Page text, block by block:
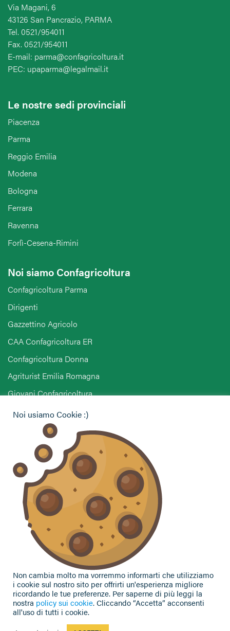
Via Magani, 6
43126 San Pancrazio, PARMA
Tel. 0521/954011
Fax. 0521/954011
E-mail: parma@confagricoltura.it
PEC: upaparma@legalmail.it
Le nostre sedi provinciali
Piacenza
Parma
Reggio Emilia
Modena
Bologna
Ferrara
Ravenna
Forlì-Cesena-Rimini
Noi siamo Confagricoltura
Confagricoltura Parma
Dirigenti
Gazzettino Agricolo
CAA Confagricoltura ER
Confagricoltura Donna
Agriturist Emilia Romagna
Giovani Confagricoltura
Pensionati Confagricoltura
Hai bisogno di informazioni?
Vuoi contattarci per ricevere assistenza, lasciare un
commento o chiedere informazioni?
CONTATTACI
Seguici sui social
Privacy Policy|Cookie Policy
Noi usiamo Cookie :)
Non cambia molto ma vorremmo informarti che utilizziamo
i cookie sul nostro sito per offrirti un'esperienza migliore
ricordando le tue preferenze. Per saperne di più leggi la
nostra policy sui cookie. Cliccando “Accetta” acconsenti
all'uso di tutti i cookie.